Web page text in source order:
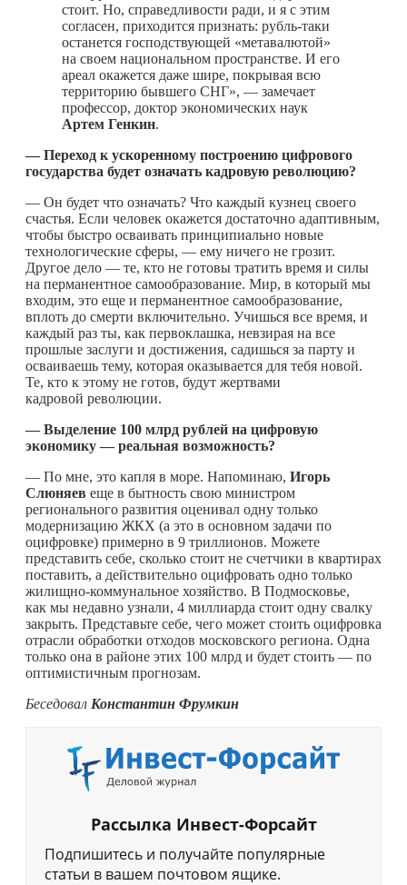
стоит. Но, справедливости ради, и я с этим
согласен, приходится признать: рубль-таки
останется господствующей «метавалютой»
на своем национальном пространстве. И его
ареал окажется даже шире, покрывая всю
территорию бывшего СНГ», — замечает
профессор, доктор экономических наук
Артем Генкин.
— Переход к ускоренному построению цифрового
государства будет означать кадровую революцию?
— Он будет что означать? Что каждый кузнец своего
счастья. Если человек окажется достаточно адаптивным,
чтобы быстро осваивать принципиально новые
технологические сферы, — ему ничего не грозит.
Другое дело — те, кто не готовы тратить время и силы
на перманентное самообразование. Мир, в который мы
входим, это еще и перманентное самообразование,
вплоть до смерти включительно. Учишься все время, и
каждый раз ты, как первоклашка, невзирая на все
прошлые заслуги и достижения, садишься за парту и
осваиваешь тему, которая оказывается для тебя новой.
Те, кто к этому не готов, будут жертвами
кадровой революции.
— Выделение 100 млрд рублей на цифровую
экономику — реальная возможность?
— По мне, это капля в море. Напоминаю, Игорь
Слюняев еще в бытность свою министром
регионального развития оценивал одну только
модернизацию ЖКХ (а это в основном задачи по
оцифровке) примерно в 9 триллионов. Можете
представить себе, сколько стоит не счетчики в квартирах
поставить, а действительно оцифровать одно только
жилищно-коммунальное хозяйство. В Подмосковье,
как мы недавно узнали, 4 миллиарда стоит одну свалку
закрыть. Представьте себе, чего может стоить оцифровка
отрасли обработки отходов московского региона. Одна
только она в районе этих 100 млрд и будет стоить — по
оптимистичным прогнозам.
Беседовал Константин Фрумкин
Рассылка Инвест-Форсайт
Подпишитесь и получайте популярные
статьи в вашем почтовом ящике.